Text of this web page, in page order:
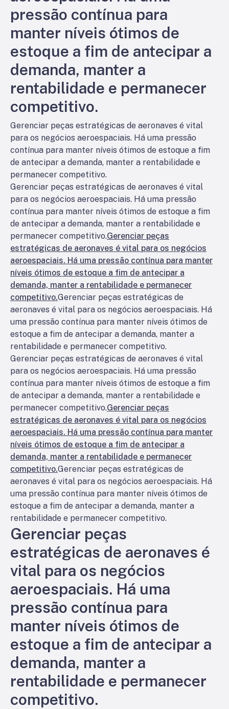
pressão contínua para
manter níveis ótimos de
estoque a fim de antecipar a
demanda, manter a
rentabilidade e permanecer
competitivo.
Gerenciar peças estratégicas de aeronaves é vital
para os negócios aeroespaciais. Há uma pressão
contínua para manter níveis ótimos de estoque a fim
de antecipar a demanda, manter a rentabilidade e
permanecer competitivo.
Gerenciar peças estratégicas de aeronaves é vital
para os negócios aeroespaciais. Há uma pressão
contínua para manter níveis ótimos de estoque a fim
de antecipar a demanda, manter a rentabilidade e
permanecer competitivo.Gerenciar peças
estratégicas de aeronaves é vital para os negócios
aeroespaciais. Há uma pressão contínua para manter
níveis ótimos de estoque a fim de antecipar a
demanda, manter a rentabilidade e permanecer
competitivo.Gerenciar peças estratégicas de
aeronaves é vital para os negócios aeroespaciais. Há
uma pressão contínua para manter níveis ótimos de
estoque a fim de antecipar a demanda, manter a
rentabilidade e permanecer competitivo.
Gerenciar peças estratégicas de aeronaves é vital
para os negócios aeroespaciais. Há uma pressão
contínua para manter níveis ótimos de estoque a fim
de antecipar a demanda, manter a rentabilidade e
permanecer competitivo.Gerenciar peças
estratégicas de aeronaves é vital para os negócios
aeroespaciais. Há uma pressão contínua para manter
níveis ótimos de estoque a fim de antecipar a
demanda, manter a rentabilidade e permanecer
competitivo.Gerenciar peças estratégicas de
aeronaves é vital para os negócios aeroespaciais. Há
uma pressão contínua para manter níveis ótimos de
estoque a fim de antecipar a demanda, manter a
rentabilidade e permanecer competitivo.
Gerenciar peças
estratégicas de aeronaves é
vital para os negócios
aeroespaciais. Há uma
pressão contínua para
manter níveis ótimos de
estoque a fim de antecipar a
demanda, manter a
rentabilidade e permanecer
competitivo.